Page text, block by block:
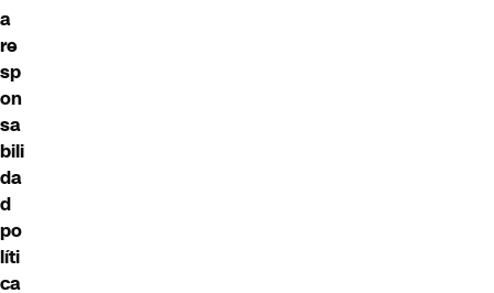
a
re
sp
on
sa
bili
da
d
po
líti
ca